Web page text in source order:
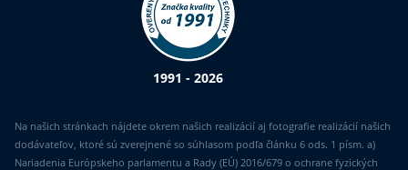
1991 - 2026
Na našich stránkach nájdete okrem našich realizácií aj fotografie realizácií našich
dodávateľov, ktoré sú zverejnené so súhlasom podľa článku 6 ods. 1 písm. a)
Nariadenia Európskeho parlamentu a Rady (EÚ) 2016/679 o ochrane fyzických